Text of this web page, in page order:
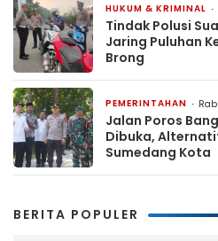
HUKUM & KRIMINAL
Tindak Polusi
Jaring Puluhan
Brong
PEMERINTAHAN
Jalan Poros
Dibuka,
Sumedang Kota
BERITA POPULER